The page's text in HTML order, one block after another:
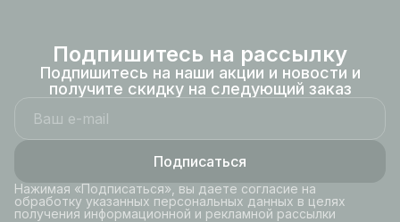
Подпишитесь на рассылку
Подпишитесь на наши акции и новости и
получите скидку на следующий заказ
Подписаться
Нажимая «Подписаться», вы даете согласие на
обработку указанных персональных данных в целях
получения информационной и рекламной рассылки